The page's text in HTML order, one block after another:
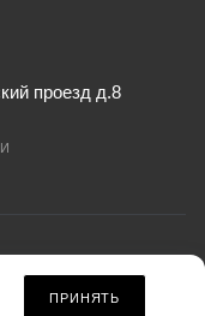
проезд д.8
публичной офертой.
ПРИНЯТЬ